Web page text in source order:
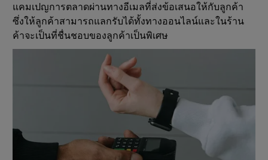
แคมเปญการตลาดผ่านทางอีเมลที่ส่งข้อเสนอให้กับลูกค้า
ซึ่งให้ลูกค้าสามารถแลกรับได้ทั้งทางออนไลน์และในร้าน
ค้าจะเป็นที่ชื่นชอบของลูกค้าเป็นพิเศษ